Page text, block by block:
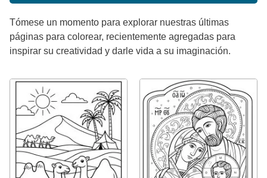
Tómese un momento para explorar nuestras últimas
páginas para colorear, recientemente agregadas para
inspirar su creatividad y darle vida a su imaginación.